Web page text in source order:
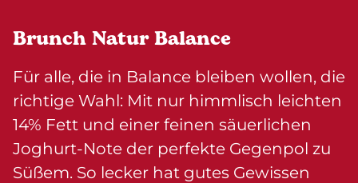
Brunch Natur Balance
Für alle, die in Balance bleiben wollen, die
richtige Wahl: Mit nur himmlisch leichten
14% Fett und einer feinen säuerlichen
Joghurt-Note der perfekte Gegenpol zu
Süßem. So lecker hat gutes Gewissen